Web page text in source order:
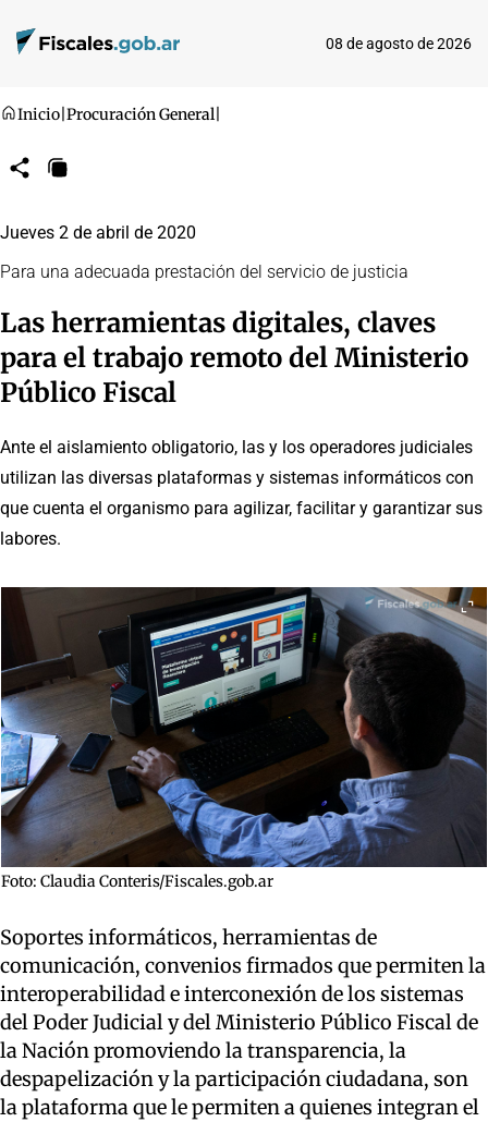
08 de agosto de 2026
Inicio Procuración General
CompartirCopiar
Jueves 2 de abril de 2020
Para una adecuada prestación del servicio de justicia
Las herramientas digitales, claves
para el trabajo remoto del Ministerio
Público Fiscal
Ante el aislamiento obligatorio, las y los operadores judiciales
utilizan las diversas plataformas y sistemas informáticos con
que cuenta el organismo para agilizar, facilitar y garantizar sus
labores.
Foto: Claudia Conteris/Fiscales.gob.ar
Soportes informáticos, herramientas de
comunicación, convenios firmados que permiten la
interoperabilidad e interconexión de los sistemas
del Poder Judicial y del Ministerio Público Fiscal de
la Nación promoviendo la transparencia, la
despapelización y la participación ciudadana, son
la plataforma que le permiten a quienes integran el